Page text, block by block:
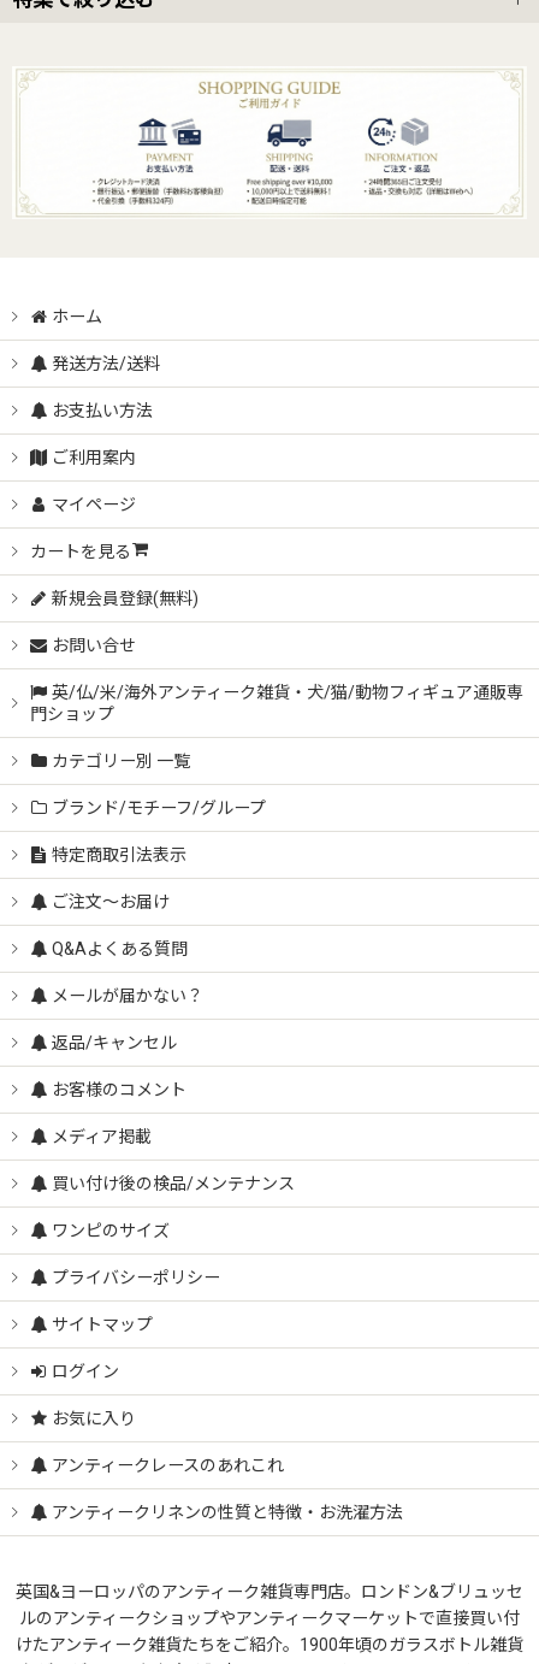
海外アンティーク/ヴィンテージファブリック
海外アンティーク/ヴィンテージネックレス
海外アンティークリング＆ブレスレットその他
SALE お値引き品いたしました！
アウトレット/訳あり
スージークーパー SUSIE COOPER
英国陶器ブランド ロイヤルドルトン/エインズレイ他
英国フィリップ・ローレストン Philip Laureston
英国ウェードウィムズィーズ WADE Whimsies
英国シルバック SYLVAC 犬フィギュア
英国クーパークラフト COOPERCRAFT 犬フィギュア
ドイツ ゴーベル Goebel 犬フィギュア
英国ベスウィック Beswick 動物フィギュア
英国リリパットレーン Lilliput Lane ミニチュアハウス
英国陶器 クレストウェア CREST WARE
犬/イヌ/DOG 世界のかわいい犬雑貨
猫/ねこ/CAT 世界のかわいい猫雑貨
魚/海の動物たち/FISH 世界のかわいい魚類雑貨
爬虫類/両生類/昆虫 世界のかわいい動物雑貨
鳥/バード/BRID 世界のかわいい鳥雑貨
英国アンティークシンブル指ぬき
ホーム
発送方法/送料
お支払い方法
ご利用案内
マイページ
カートを見る
新規会員登録(無料)
お問い合せ
英/仏/米/海外アンティーク雑貨・犬/猫/動物フィギュア通販専
門ショップ
カテゴリー別 一覧
ブランド/モチーフ/グループ
特定商取引法表示
ご注文～お届け
Q&Aよくある質問
メールが届かない？
返品/キャンセル
お客様のコメント
メディア掲載
買い付け後の検品/メンテナンス
ワンピのサイズ
プライバシーポリシー
サイトマップ
ログイン
お気に入り
アンティークレースのあれこれ
アンティークリネンの性質と特徴・お洗濯方法
英国&ヨーロッパのアンティーク雑貨専門店。ロンドン&ブリュッセ
ルのアンティークショップやアンティークマーケットで直接買い付
けたアンティーク雑貨たちをご紹介。1900年頃のガラスボトル雑貨